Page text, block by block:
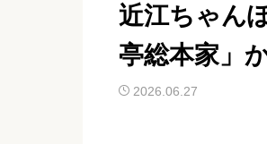
近江ちゃん
亭総本家」
2026.06.27